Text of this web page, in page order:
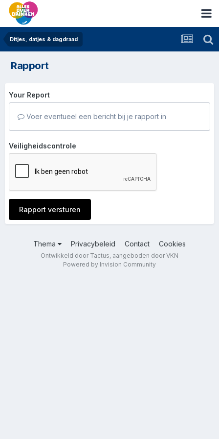
Ditjes, datjes & dagdraad
Rapport
Your Report
Voer eventueel een bericht bij je rapport in
Veiligheidscontrole
Rapport versturen
Thema Privacybeleid Contact Cookies
Ontwikkeld door Tactus, aangeboden door VKN
Powered by Invision Community